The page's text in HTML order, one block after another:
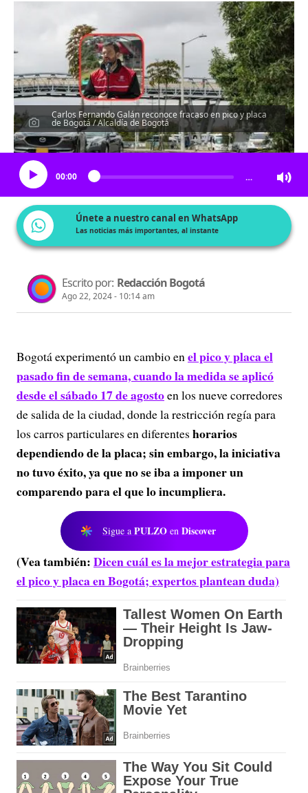
Carlos Fernando Galán reconoce fracaso en pico y placa
de Bogotá / Alcaldía de Bogotá
Escucha el artículo
00:00 …
Únete a nuestro canal en WhatsApp
Las noticias más importantes, al instante
Escrito por: Redacción Bogotá
Ago 22, 2024 - 10:14 am
Bogotá experimentó un cambio enel pico y placa el
pasado fin de semana, cuando la medida se aplicó
desde el sábado 17 de agostoen los nueve corredores
de salida de la ciudad, donde la restricción regía para
los carros particulares en diferentes horarios
dependiendo de la placa; sin embargo, la iniciativa
no tuvo éxito, ya que no se iba a imponer un
comparendo para el que lo incumpliera.
Sigue a PULZO en Discover
(Vea también:Dicen cuál es la mejor estrategia para
el pico y placa en Bogotá; expertos plantean duda)